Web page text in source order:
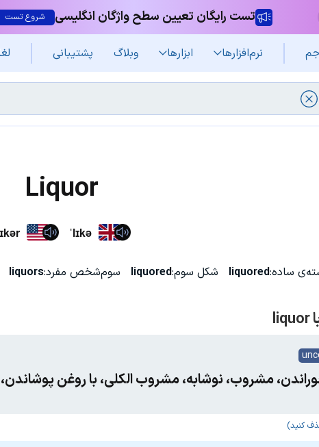
تست رایگان تعیین سطح واژگان انگلیسی شروع تست
نرم‌افزار‌ها ابزارها وبلاگ پشتیبانی
Liquor
ˈlɪkə
ساده:liquored شکل سوم:liquored سوم‌شخص مفرد:liquors
مشروب، نوشابه، مشروب الکلی، با روغن
کنید)